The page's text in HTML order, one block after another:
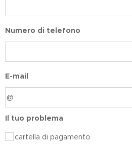
Numero di telefono
E-mail
Il tuo problema
cartella di pagamento